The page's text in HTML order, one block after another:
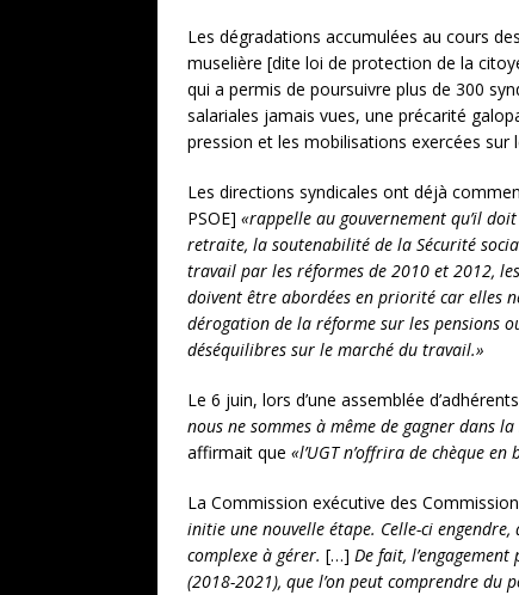
Les dégradations accumulées au cours
muselière [dite loi de protection de la
qui a permis de poursuivre plus de 300
salariales jamais vues, une précarité
pression et les mobilisations exercées sur
Les directions syndicales ont déjà
PSOE] «rappelle au gouvernement qu’il
retraite, la soutenabilité de la Sécurité
travail par les réformes de 2010 et 2012,
doivent être abordées en priorité car elles
dérogation de la réforme sur les pensions
déséquilibres sur le marché du travail.»
Le 6 juin, lors d’une assemblée
nous ne sommes à même de gagner dans
affirmait que «l’UGT n’offrira de chèque
La Commission exécutive des
initie une nouvelle étape. Celle-ci engendre,
complexe à gérer. […] De fait,
(2018-2021), que l’on peut comprendre du